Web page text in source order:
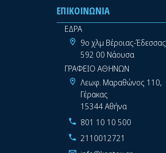
ΕΠΙΚΟΙΝΩΝΊΑ
ΕΔΡΑ
9ο χλμ Βέροιας-Έδεσσας
592 00 Νάουσα
ΓΡΑΦΕΙΟ ΑΘΗΝΩΝ
Λεωφ. Μαραθώνος 110,
Γέρακας
15344 Αθήνα
801 10 10 500
2110012721